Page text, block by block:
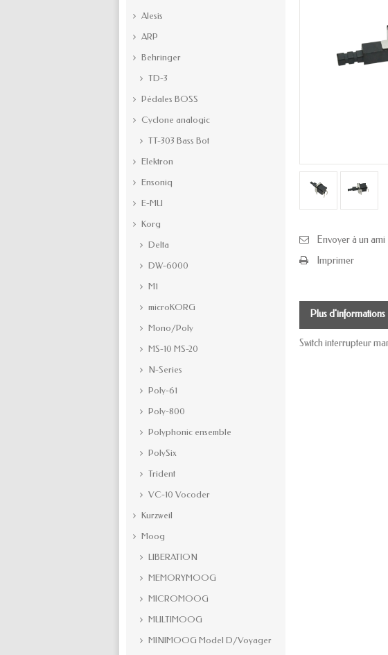
Alesis
ARP
Behringer
TD-3
Pédales BOSS
Cyclone analogic
TT-303 Bass Bot
Elektron
Ensoniq
E-MU
Korg
Delta
DW-6000
M1
microKORG
Mono/Poly
MS-10 MS-20
N-Series
Poly-61
Poly-800
Polyphonic ensemble
PolySix
Trident
VC-10 Vocoder
Kurzweil
Moog
LIBERATION
MEMORYMOOG
MICROMOOG
MULTIMOOG
MINIMOOG Model D/Voyager
Envoyer à un ami
Imprimer
Plus d'informations
Switch interrupteur